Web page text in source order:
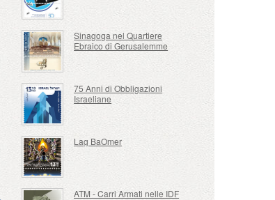
Sinagoga nel Quartiere
Ebraico di Gerusalemme
75 Anni di Obbligazioni
Israeliane
Lag BaOmer
ATM - Carri Armati nelle IDF